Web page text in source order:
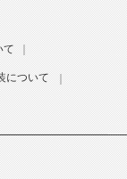
て
について